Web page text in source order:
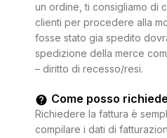
un ordine, ti consigliamo di
clienti per procedere alla
fosse stato gia spedito
spedizione della merce
– diritto di recesso/resi.
Come posso
Richiedere la fattura è
compilare i dati di